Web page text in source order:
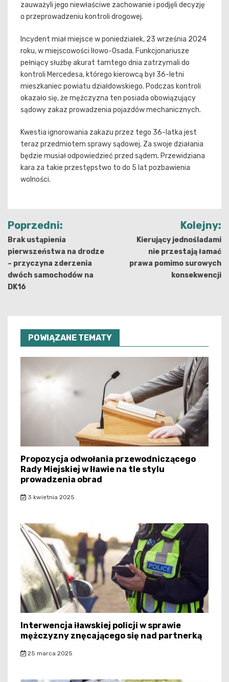
zauważyli jego niewłaściwe zachowanie i podjęli decyzję
o przeprowadzeniu kontroli drogowej.
Incydent miał miejsce w poniedziałek, 23 września 2024
roku, w miejscowości Iłowo-Osada. Funkcjonariusze
pełniący służbę akurat tamtego dnia zatrzymali do
kontroli Mercedesa, którego kierowcą był 36-letni
mieszkaniec powiatu działdowskiego. Podczas kontroli
okazało się, że mężczyzna ten posiada obowiązujący
sądowy zakaz prowadzenia pojazdów mechanicznych.
Kwestia ignorowania zakazu przez tego 36-latka jest
teraz przedmiotem sprawy sądowej. Za swoje działania
będzie musiał odpowiedzieć przed sądem. Przewidziana
kara za takie przestępstwo to do 5 lat pozbawienia
wolności.
Nawigacja
wpisu
Poprzedni:
Brak ustąpienia
pierwszeństwa na drodze
– przyczyna zderzenia
dwóch samochodów na
DK16
Kolejny:
Kierujący jednośladami
nie przestają łamać
prawa pomimo surowych
konsekwencji
POWIĄZANE TEMATY
Propozycja odwołania przewodniczącego
Rady Miejskiej w Iławie na tle stylu
prowadzenia obrad
3 kwietnia 2025
Interwencja iławskiej policji w sprawie
mężczyzny znęcającego się nad partnerką
25 marca 2025